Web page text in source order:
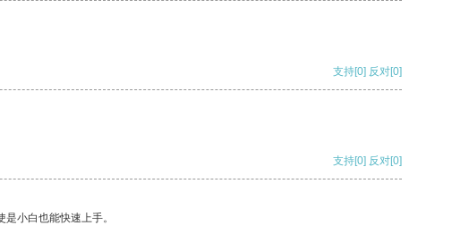
支持[0] 反对[0]
支持[0] 反对[0]
小白也能快速上手。